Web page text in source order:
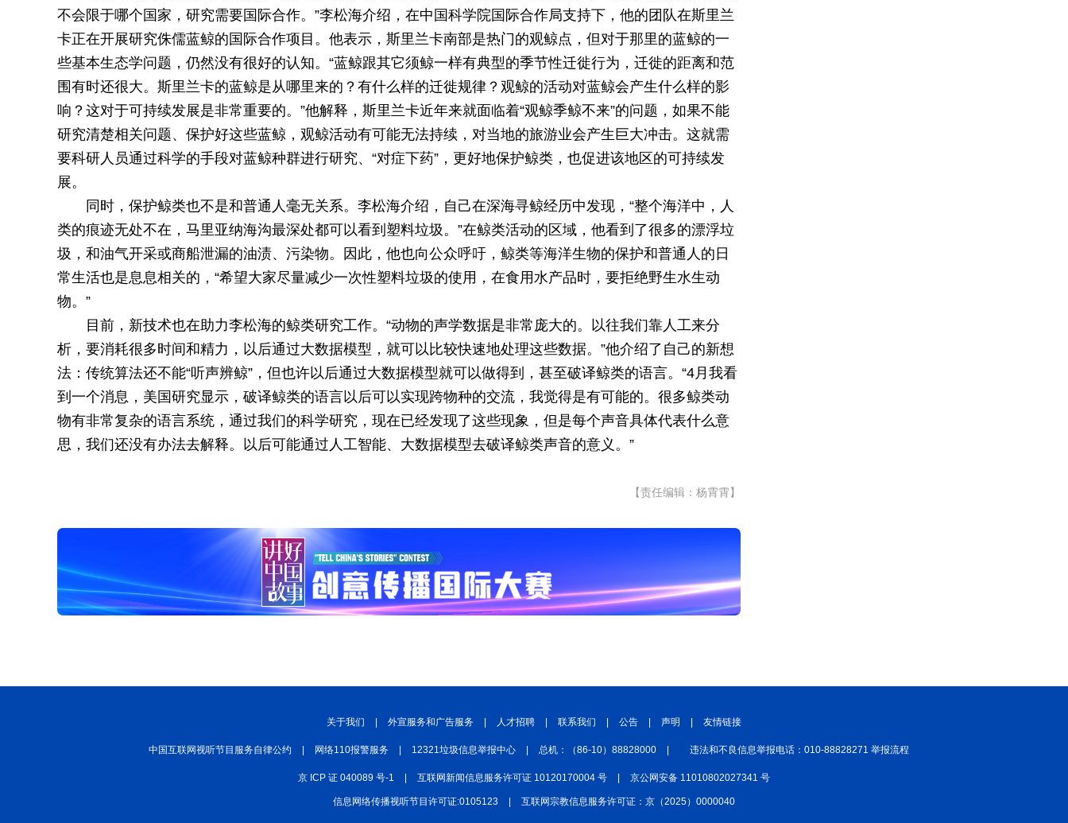
不会限于哪个国家，研究需要国际合作。”李松海介绍，在中国科学院国际合作局支持下，他的团队在斯里兰
卡正在开展研究侏儒蓝鲸的国际合作项目。他表示，斯里兰卡南部是热门的观鲸点，但对于那里的蓝鲸的一
些基本生态学问题，仍然没有很好的认知。“蓝鲸跟其它须鲸一样有典型的季节性迁徙行为，迁徙的距离和范
围有时还很大。斯里兰卡的蓝鲸是从哪里来的？有什么样的迁徙规律？观鲸的活动对蓝鲸会产生什么样的影
响？这对于可持续发展是非常重要的。”他解释，斯里兰卡近年来就面临着“观鲸季鲸不来”的问题，如果不能
研究清楚相关问题、保护好这些蓝鲸，观鲸活动有可能无法持续，对当地的旅游业会产生巨大冲击。这就需
要科研人员通过科学的手段对蓝鲸种群进行研究、“对症下药”，更好地保护鲸类，也促进该地区的可持续发
展。
同时，保护鲸类也不是和普通人毫无关系。李松海介绍，自己在深海寻鲸经历中发现，“整个海洋中，人
类的痕迹无处不在，马里亚纳海沟最深处都可以看到塑料垃圾。”在鲸类活动的区域，他看到了很多的漂浮垃
圾，和油气开采或商船泄漏的油渍、污染物。因此，他也向公众呼吁，鲸类等海洋生物的保护和普通人的日
常生活也是息息相关的，“希望大家尽量减少一次性塑料垃圾的使用，在食用水产品时，要拒绝野生水生动
物。”
目前，新技术也在助力李松海的鲸类研究工作。“动物的声学数据是非常庞大的。以往我们靠人工来分
析，要消耗很多时间和精力，以后通过大数据模型，就可以比较快速地处理这些数据。”他介绍了自己的新想
法：传统算法还不能“听声辨鲸”，但也许以后通过大数据模型就可以做得到，甚至破译鲸类的语言。“4月我看
到一个消息，美国研究显示，破译鲸类的语言以后可以实现跨物种的交流，我觉得是有可能的。很多鲸类动
物有非常复杂的语言系统，通过我们的科学研究，现在已经发现了这些现象，但是每个声音具体代表什么意
思，我们还没有办法去解释。以后可能通过人工智能、大数据模型去破译鲸类声音的意义。”
【责任编辑：杨霄霄】
关于我们 外宣服务和广告服务 人才招聘 联系我们 公告 声明 友情链接
中国互联网视听节目服务自律公约 网络110报警服务 12321垃圾信息举报中心 总机：（86-10）88828000 违法和不良信息举报电话：010-88828271 举报流程
京 ICP 证 040089 号-1 互联网新闻信息服务许可证 10120170004 号 京公网安备 11010802027341 号
信息网络传播视听节目许可证:0105123 互联网宗教信息服务许可证：京（2025）0000040